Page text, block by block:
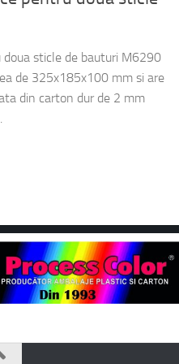
sticle de bauturi M6290
de 325x185x100 mm si are
din carton dur de 2 mm